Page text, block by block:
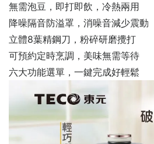
無需泡豆，即打即飲，冷熱兩用
降噪隔音防溢罩，消噪音減少震動
立體8葉精鋼刀，粉碎研磨攪打
可預約定時烹調，美味無需等待
六大功能選單，一鍵完成好輕鬆